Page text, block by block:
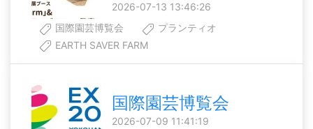
2026-07-13 13:46:26
国際園芸博覧会
プランティオ
EARTH SAVER FARM
国際園芸博覧会
2026-07-09 11:41:19